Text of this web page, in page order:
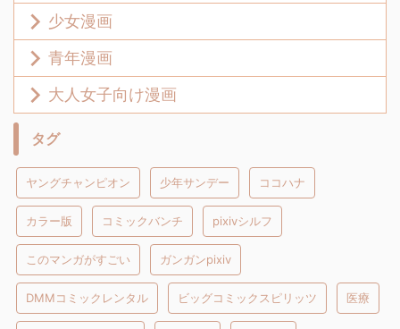
少女漫画
青年漫画
大人女子向け漫画
タグ
ヤングチャンピオン 少年サンデー ココハナ
カラー版 コミックバンチ pixivシルフ
このマンガがすごい ガンガンpixiv
DMMコミックレンタル ビッグコミックスピリッツ 医療